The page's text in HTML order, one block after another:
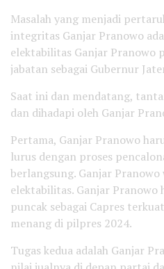
Masalah yang menjadi
integritas Ganjar Pranowo
elektabilitas Ganjar Pranowo
jabatan sebagai Gubernur
Saat ini dan mendatang,
dan dihadapi oleh Ganjar
Pertama, Ganjar Pranowo
lurus dengan proses
berlangsung. Ganjar Pranowo
elektabilitas. Ganjar Pranowo
puncak sebagai Capres
menang di pilpres 2024.
Tugas kedua adalah Ganjar